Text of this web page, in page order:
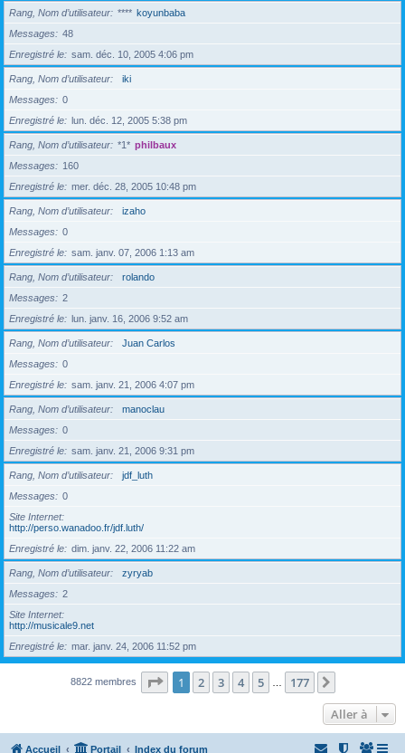
Rang, Nom d’utilisateur **** koyunbaba
Messages
48
Enregistré le
sam. déc. 10, 2005 4:06 pm
Rang, Nom d’utilisateur
iki
Messages
0
Enregistré le
lun. déc. 12, 2005 5:38 pm
Rang, Nom d’utilisateur *1* philbaux
Messages
160
Enregistré le
mer. déc. 28, 2005 10:48 pm
Rang, Nom d’utilisateur
izaho
Messages
0
Enregistré le
sam. janv. 07, 2006 1:13 am
Rang, Nom d’utilisateur
rolando
Messages
2
Enregistré le
lun. janv. 16, 2006 9:52 am
Rang, Nom d’utilisateur
Juan Carlos
Messages
0
Enregistré le
sam. janv. 21, 2006 4:07 pm
Rang, Nom d’utilisateur
manoclau
Messages
0
Enregistré le
sam. janv. 21, 2006 9:31 pm
Rang, Nom d’utilisateur
jdf_luth
Messages
0
Site Internet
http://perso.wanadoo.fr/jdf.luth/
Enregistré le
dim. janv. 22, 2006 11:22 am
Rang, Nom d’utilisateur
zyryab
Messages
2
Site Internet
http://musicale9.net
Enregistré le
mar. janv. 24, 2006 11:52 pm
8822 membres Page 1sur177
1 2 3 4 5 177
Aller à
Accueil Portail Index du forum